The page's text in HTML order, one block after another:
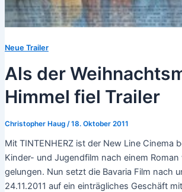
Neue Trailer
Als der
Himmel fiel Trailer
Christopher Haug /18. Oktober 2011
Mit TINTENHERZ ist der New Line Cinema
Kinder- und Jugendfilm nach einem
gelungen. Nun setzt die Bavaria Film nach
24.11.2011 auf ein einträgliches Geschäft